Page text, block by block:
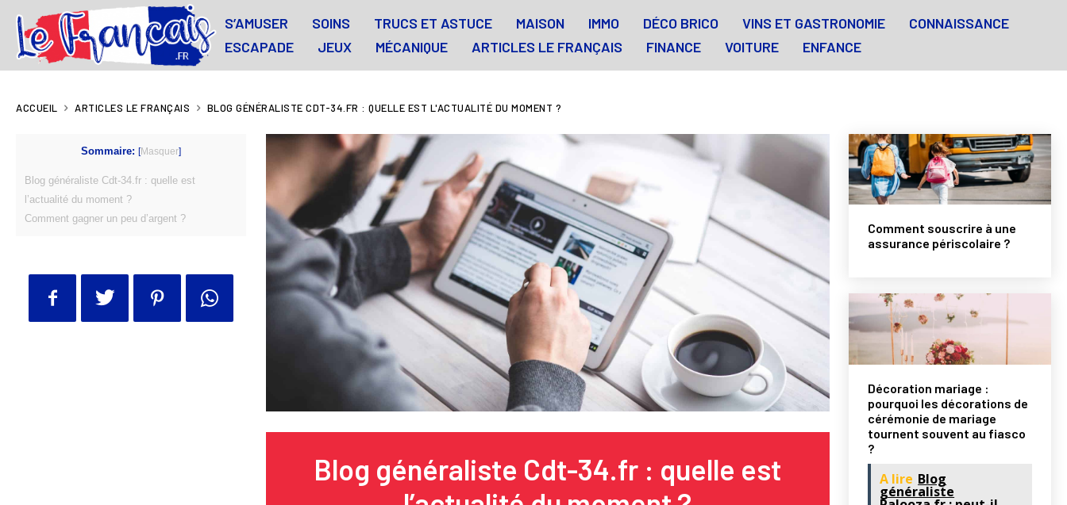
S’AMUSER SOINS TRUCS ET ASTUCE MAISON IMMO DÉCO BRICO VINS ET GASTRONOMIE
CONNAISSANCE
ESCAPADE
JEUX MÉCANIQUE ARTICLES LE FRANÇAIS FINANCE VOITURE ENFANCE
ACCUEIL ARTICLES LE FRANÇAIS BLOG GÉNÉRALISTE CDT-34.FR : QUELLE EST L'ACTUALITÉ DU MOMENT ?
Sommaire: [Masquer]
Blog généraliste Cdt-34.fr : quelle est
l’actualité du moment ?
Comment gagner un peu d’argent ?
Blog généraliste Cdt-34.fr : quelle est
Comment souscrire à une
assurance périscolaire ?
Décoration mariage :
pourquoi les décorations de
cérémonie de mariage
tournent souvent au fiasco
?
A lire Blog
généraliste